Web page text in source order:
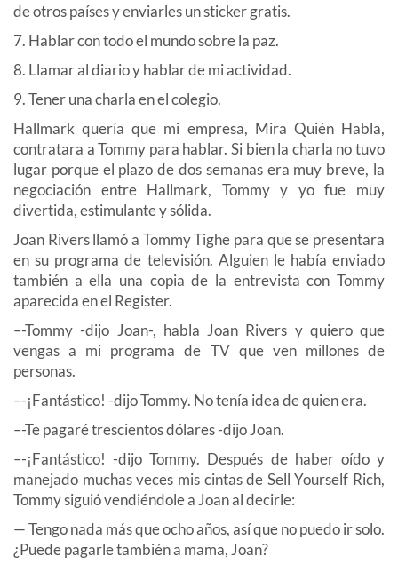
de otros países y enviarles un sticker gratis.
7. Hablar con todo el mundo sobre la paz.
8. Llamar al diario y hablar de mi actividad.
9. Tener una charla en el colegio.
Hallmark quería que mi empresa, Mira Quién Habla,
contratara a Tommy para hablar. Si bien la charla no tuvo
lugar porque el plazo de dos semanas era muy breve, la
negociación entre Hallmark, Tommy y yo fue muy
divertida, estimulante y sólida.
Joan Rivers llamó a Tommy Tighe para que se presentara
en su programa de televisión. Alguien le había enviado
también a ella una copia de la entrevista con Tommy
aparecida en el Register.
–-Tommy -dijo Joan-, habla Joan Rivers y quiero que
vengas a mi programa de TV que ven millones de
personas.
–-¡Fantástico! -dijo Tommy. No tenía idea de quien era.
–-Te pagaré trescientos dólares -dijo Joan.
–-¡Fantástico! -dijo Tommy. Después de haber oído y
manejado muchas veces mis cintas de Sell Yourself Rich,
Tommy siguió vendiéndole a Joan al decirle:
— Tengo nada más que ocho años, así que no puedo ir solo.
¿Puede pagarle también a mama, Joan?